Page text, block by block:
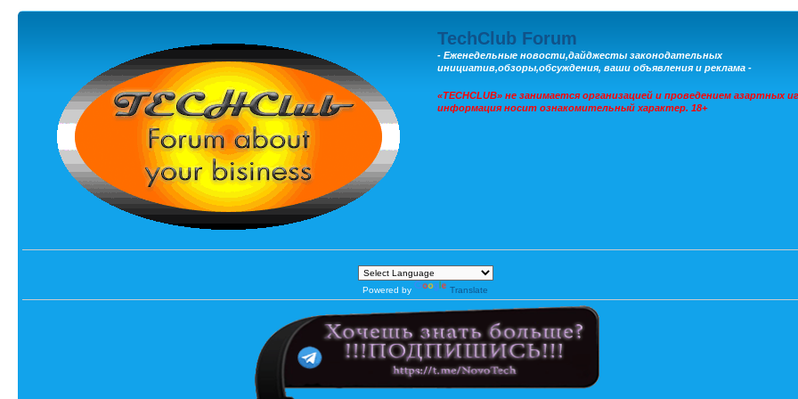
TechClub Forum
- Еженедельные новости,дайджесты законодательных
инициатив,обзоры,обсуждения, ваши объявления и реклама -
«TECHCLUB» не занимается организацией и проведением азартных
информация носит ознакомительный характер. 18+
Powered by Translate